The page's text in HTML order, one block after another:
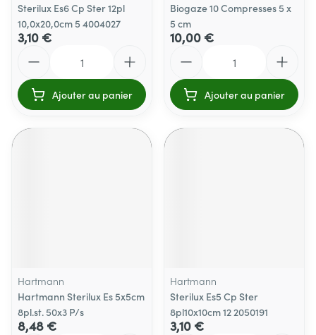
Sterilux Es6 Cp Ster 12pl
10,0x20,0cm 5 4004027
3,10 €
Ajouter au panier
Biogaze 10 Compresses 5 x
5 cm
10,00 €
Ajouter au panier
Hartmann
Hartmann Sterilux Es 5x5cm
8pl.st. 50x3 P/s
8,48 €
Hartmann
Sterilux Es5 Cp Ster
8pl10x10cm 12 2050191
3,10 €